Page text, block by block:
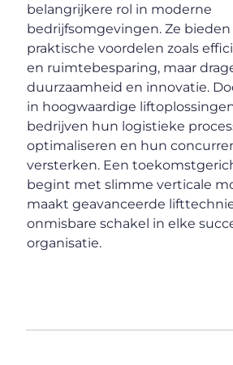
belangrijkere rol in moderne
bedrijfsomgevingen. Ze
praktische voordelen zoals
en ruimtebesparing, maar
duurzaamheid en innovatie.
in hoogwaardige
bedrijven hun logistieke
optimaliseren en hun
versterken. Een
begint met slimme verticale
maakt geavanceerde
onmisbare schakel in elke
organisatie.